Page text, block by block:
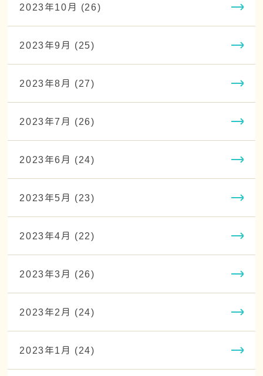
2023年10月 (26)
2023年9月 (25)
2023年8月 (27)
2023年7月 (26)
2023年6月 (24)
2023年5月 (23)
2023年4月 (22)
2023年3月 (26)
2023年2月 (24)
2023年1月 (24)